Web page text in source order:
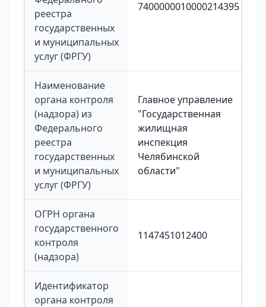
реестра
государственных
и муниципальных
услуг (ФРГУ)
7400000010000214395
Наименование
органа контроля
(надзора) из
Федерального
реестра
государственных
и муниципальных
услуг (ФРГУ)
Главное управление
"Государственная
жилищная
инспекция
Челябинской
области"
ОГРН органа
государственного
контроля
(надзора)
1147451012400
Идентификатор
органа контроля